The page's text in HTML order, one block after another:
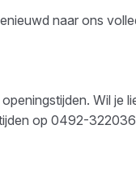
naar ons
Wil je
op 0492-322036